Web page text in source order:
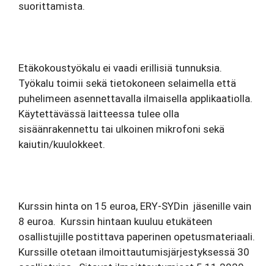
suorittamista.
Etäkokoustyökalu ei vaadi erillisiä tunnuksia.
Työkalu toimii sekä tietokoneen selaimella että
puhelimeen asennettavalla ilmaisella applikaatiolla.
Käytettävässä laitteessa tulee olla
sisäänrakennettu tai ulkoinen mikrofoni sekä
kaiutin/kuulokkeet.
Kurssin hinta on 15 euroa, ERY-SYDin jäsenille vain
8 euroa. Kurssin hintaan kuuluu etukäteen
osallistujille postittava paperinen opetusmateriaali.
Kurssille otetaan ilmoittautumisjärjestyksessä 30